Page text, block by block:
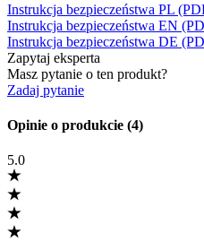
Instrukcja bezpieczeństwa PL
Instrukcja bezpieczeństwa EN
Instrukcja bezpieczeństwa DE
Zapytaj eksperta
Masz pytanie o ten produkt?
Zadaj pytanie
Opinie o produkcie (4)
5.0